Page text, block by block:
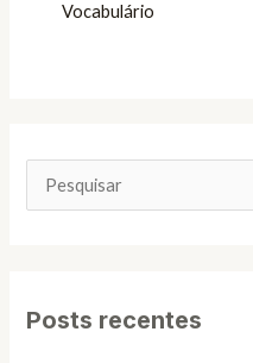
Vocabulário
u
Posts recentes